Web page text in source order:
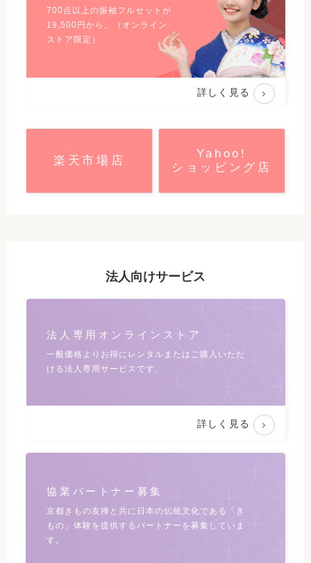
700点以上の振袖フルセットが
19,500 円から。（オンライン
ストア限定）
詳しく見る
楽天市場店
Yahoo!
ショッピング店
法人向けサービス
法人専用オンラインストア
一般価格よりお得にレンタルまたは ご購入いただ
ける法人専用サービスです。
詳しく見る
協業パートナー募集
京都きもの友禅と共に日本の伝統文化である
「き
もの」体験を提供するパートナーを募集していま
す。